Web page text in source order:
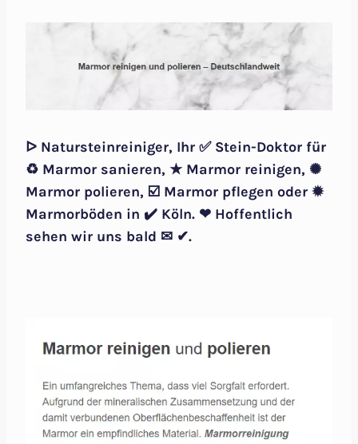
ᐅ Natursteinreiniger, Ihr ✅ Stein-Doktor für
♻ Marmor sanieren, ★ Marmor reinigen, ✺
Marmor polieren, ☑️ Marmor pflegen oder ✹
Marmorböden in ✔️ Köln. ❤ Hoffentlich
sehen wir uns bald ✉ ✔.